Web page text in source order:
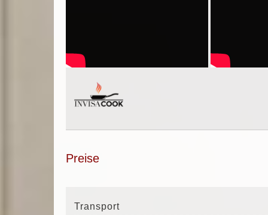
Preise
Transport